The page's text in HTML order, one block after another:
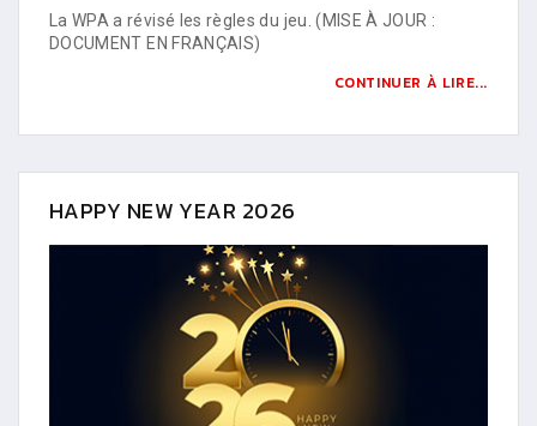
La WPA a révisé les règles du jeu. (MISE À JOUR :
DOCUMENT EN FRANÇAIS)
CONTINUER À LIRE...
HAPPY NEW YEAR 2026